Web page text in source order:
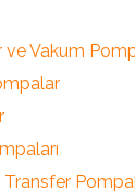
Vakum